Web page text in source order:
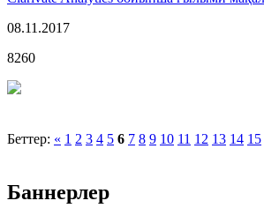
08.11.2017
8260
Беттер: « 1 2 3 4 5 6 7 8 9 10 11 12 13 14 15
Баннерлер